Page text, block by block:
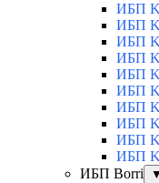
ИБП
ИБП
ИБП
ИБП
ИБП
ИБП
ИБП
ИБП
ИБП
ИБП
ИБП Borri
▼